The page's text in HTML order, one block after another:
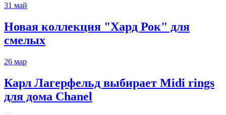
31 май
Новая коллекция "Хард Рок" для
смелых
26 мар
Карл Лагерфельд выбирает Midi rings
для дома Chanel